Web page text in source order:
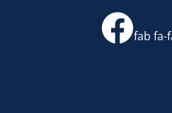
fab fa-